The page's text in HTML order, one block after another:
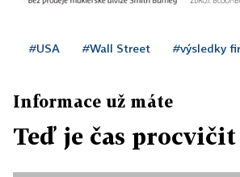
#USA #Wall Street #výsledky
Informace už máte
Teď je čas